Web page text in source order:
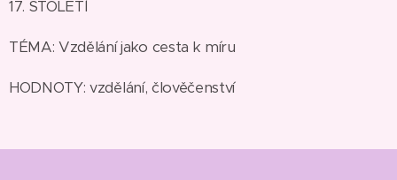
17. STOLETÍ
TÉMA: Vzdělání jako cesta k míru
HODNOTY: vzdělání, člověčenství